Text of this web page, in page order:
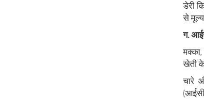
डेरी
से
ग.
खेती
चारे